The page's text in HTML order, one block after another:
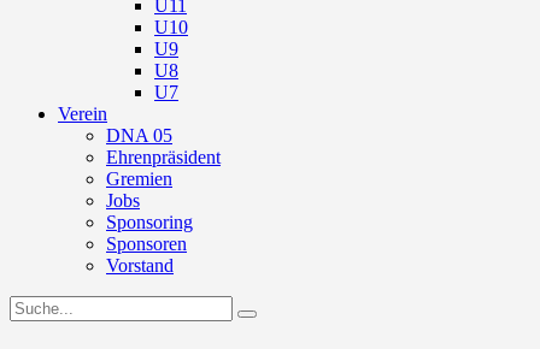
U11
U10
U9
U8
U7
Verein
DNA 05
Ehrenpräsident
Gremien
Jobs
Sponsoring
Sponsoren
Vorstand